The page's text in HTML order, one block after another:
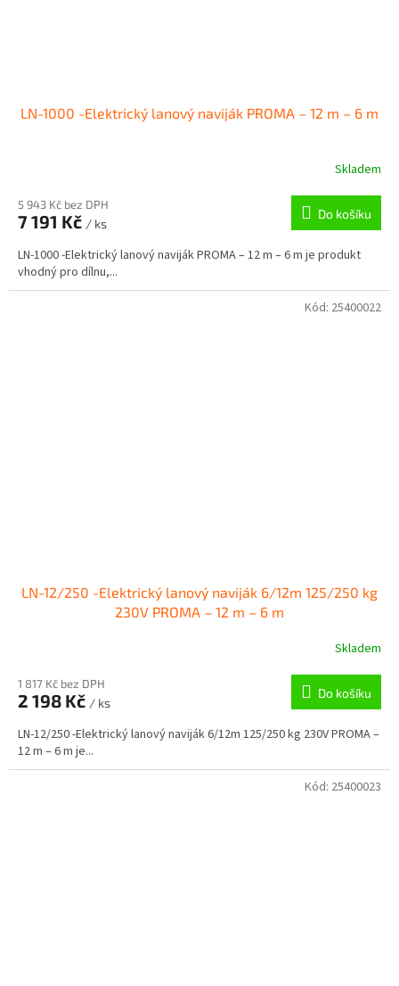
LN-1000 -Elektrický lanový naviják PROMA – 12 m – 6 m
Skladem
5 943 Kč bez DPH
7 191 Kč / ks
Do košíku
LN-1000 -Elektrický lanový naviják PROMA – 12 m – 6 m je produkt
vhodný pro dílnu,...
LN-12/250 -Elektrický lanový naviják 6/12m 125/250 kg
230V PROMA – 12 m – 6 m
Skladem
1 817 Kč bez DPH
2 198 Kč / ks
Do košíku
LN-12/250 -Elektrický lanový naviják 6/12m 125/250 kg 230V PROMA –
12 m – 6 m je...
Kód: 25400022
Kód: 25400023